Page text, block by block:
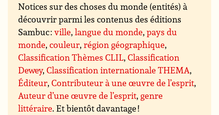
Notices sur des choses du monde (entités) à
découvrir parmi les contenus des éditions
Sambuc :ville,langue du monde,pays du
monde,couleur,région géographique,
Classification Thèmes CLIL,Classification
Dewey,Classification internationale THEMA,
Éditeur,Contributeur à une œuvre de l’esprit,
Auteur d’une œuvre de l’esprit, genre
littéraire. Et bientôt davantage !